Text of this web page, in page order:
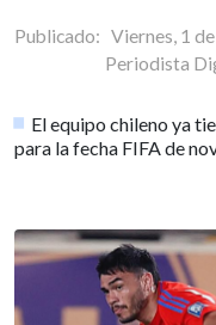
Publicado: Viernes, 1
Periodista
El equipo chileno ya
para la fecha FIFA de